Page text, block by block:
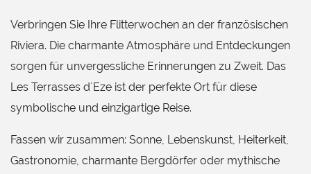
Verbringen Sie Ihre Flitterwochen an der französischen
Riviera. Die charmante Atmosphäre und Entdeckungen
sorgen für unvergessliche Erinnerungen zu Zweit. Das
Les Terrasses d´Eze ist der perfekte Ort für diese
symbolische und einzigartige Reise.
Fassen wir zusammen: Sonne, Lebenskunst, Heiterkeit,
Gastronomie, charmante Bergdörfer oder mythische